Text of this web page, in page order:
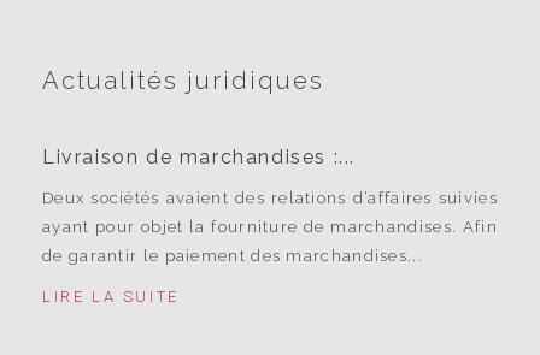
Actualités juridiques
Livraison de marchandises :...
Deux sociétés avaient des relations d’affaires suivies
ayant pour objet la fourniture de marchandises. Afin
de garantir le paiement des marchandises...
LIRE LA SUITE